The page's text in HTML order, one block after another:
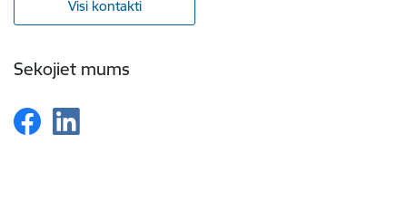
Visi kontakti
Sekojiet mums